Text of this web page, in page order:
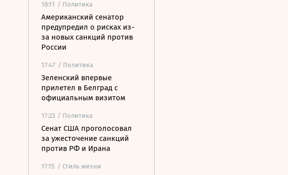
18:11 / Политика
Американский сенатор
предупредил о рисках из-
за новых санкций против
России
17:47 / Политика
Зеленский впервые
прилетел в Белград с
официальным визитом
17:23 / Политика
Сенат США проголосовал
за ужесточение санкций
против РФ и Ирана
17:15 / Стиль жизни